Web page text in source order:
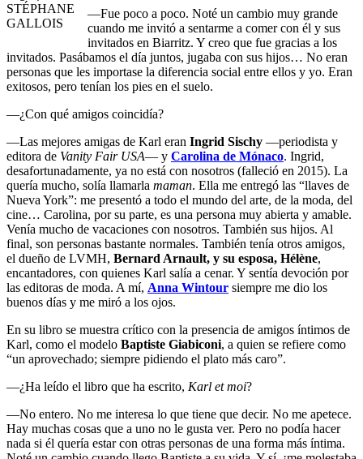
STÉPHANE
GALLOIS
—Fue poco a poco. Noté un cambio muy grande
cuando me invitó a sentarme a comer con él y sus
invitados en Biarritz. Y creo que fue gracias a los
invitados. Pasábamos el día juntos, jugaba con sus hijos… No eran
personas que les importase la diferencia social entre ellos y yo. Eran
exitosos, pero tenían los pies en el suelo.
—¿Con qué amigos coincidía?
—Las mejores amigas de Karl eran Ingrid Sischy —periodista y
editora de Vanity Fair USA— y Carolina de Mónaco. Ingrid,
desafortunadamente, ya no está con nosotros (falleció en 2015). La
quería mucho, solía llamarla maman. Ella me entregó las “llaves de
Nueva York”: me presentó a todo el mundo del arte, de la moda, del
cine… Carolina, por su parte, es una persona muy abierta y amable.
Venía mucho de vacaciones con nosotros. También sus hijos. Al
final, son personas bastante normales. También tenía otros amigos,
el dueño de LVMH, Bernard Arnault, y su esposa, Hélène,
encantadores, con quienes Karl salía a cenar. Y sentía devoción por
las editoras de moda. A mí, Anna Wintour siempre me dio los
buenos días y me miró a los ojos.
En su libro se muestra crítico con la presencia de amigos íntimos de
Karl, como el modelo Baptiste Giabiconi, a quien se refiere como
“un aprovechado; siempre pidiendo el plato más caro”.
—¿Ha leído el libro que ha escrito, Karl et moi?
—No entero. No me interesa lo que tiene que decir. No me apetece.
Hay muchas cosas que a uno no le gusta ver. Pero no podía hacer
nada si él quería estar con otras personas de una forma más íntima.